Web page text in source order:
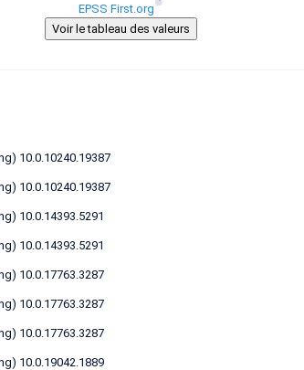
EPSS First.org
10.0.10240.19387
10.0.10240.19387
10.0.14393.5291
10.0.14393.5291
10.0.17763.3287
10.0.17763.3287
10.0.17763.3287
10.0.19042.1889